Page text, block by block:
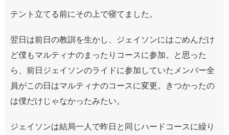
テント立てる前にその上で寝てました。
翌日は前日の教訓を生かし、ジェイソンにはごめんだけ
ど僕もマルティナのまったりコースに参加。と思った
ら、前日ジェイソンのライドに参加していたメンバー全
員がこの日はマルティナのコースに変更。きつかったの
は僕だけじゃなかったみたい。
ジェイソンは結局一人で昨日と同じハードコースに繰り